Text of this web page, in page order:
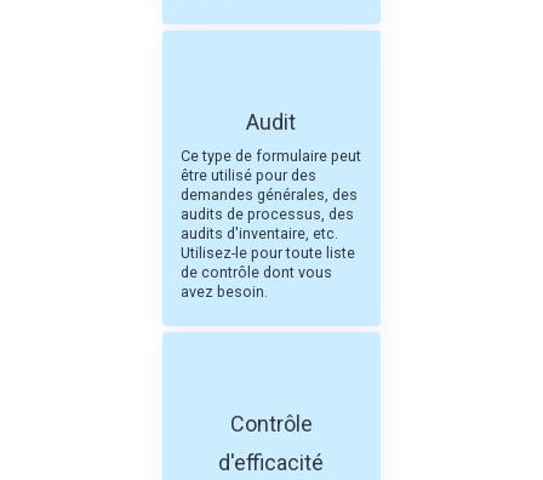
Audit
Ce type de formulaire peut
être utilisé pour des
demandes générales, des
audits de processus, des
audits d'inventaire, etc.
Utilisez-le pour toute liste
de contrôle dont vous
avez besoin.
Contrôle
d'efficacité